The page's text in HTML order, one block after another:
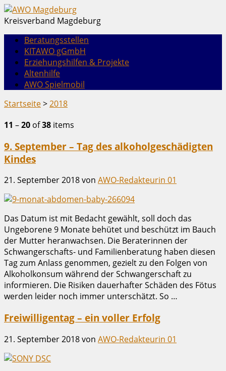
Kreisverband Magdeburg
Beratungsstellen
KITAWO gGmbH
Erziehungshilfen & Projekte
Altenhilfe
AWO Spielmobil
Startseite>2018
11 –20 of38 items
9. September – Tag des alkoholgeschädigten
Kindes
21. September 2018von AWO-Redakteurin 01
Das Datum ist mit Bedacht gewählt, soll doch das
Ungeborene 9 Monate behütet und beschützt im Bauch
der Mutter heranwachsen. Die Beraterinnen der
Schwangerschafts- und Familienberatung haben diesen
Tag zum Anlass genommen, gezielt zu den Folgen von
Alkoholkonsum während der Schwangerschaft zu
informieren. Die Risiken dauerhafter Schäden des Fötus
werden leider noch immer unterschätzt. So …
Freiwilligentag – ein voller Erfolg
21. September 2018von AWO-Redakteurin 01